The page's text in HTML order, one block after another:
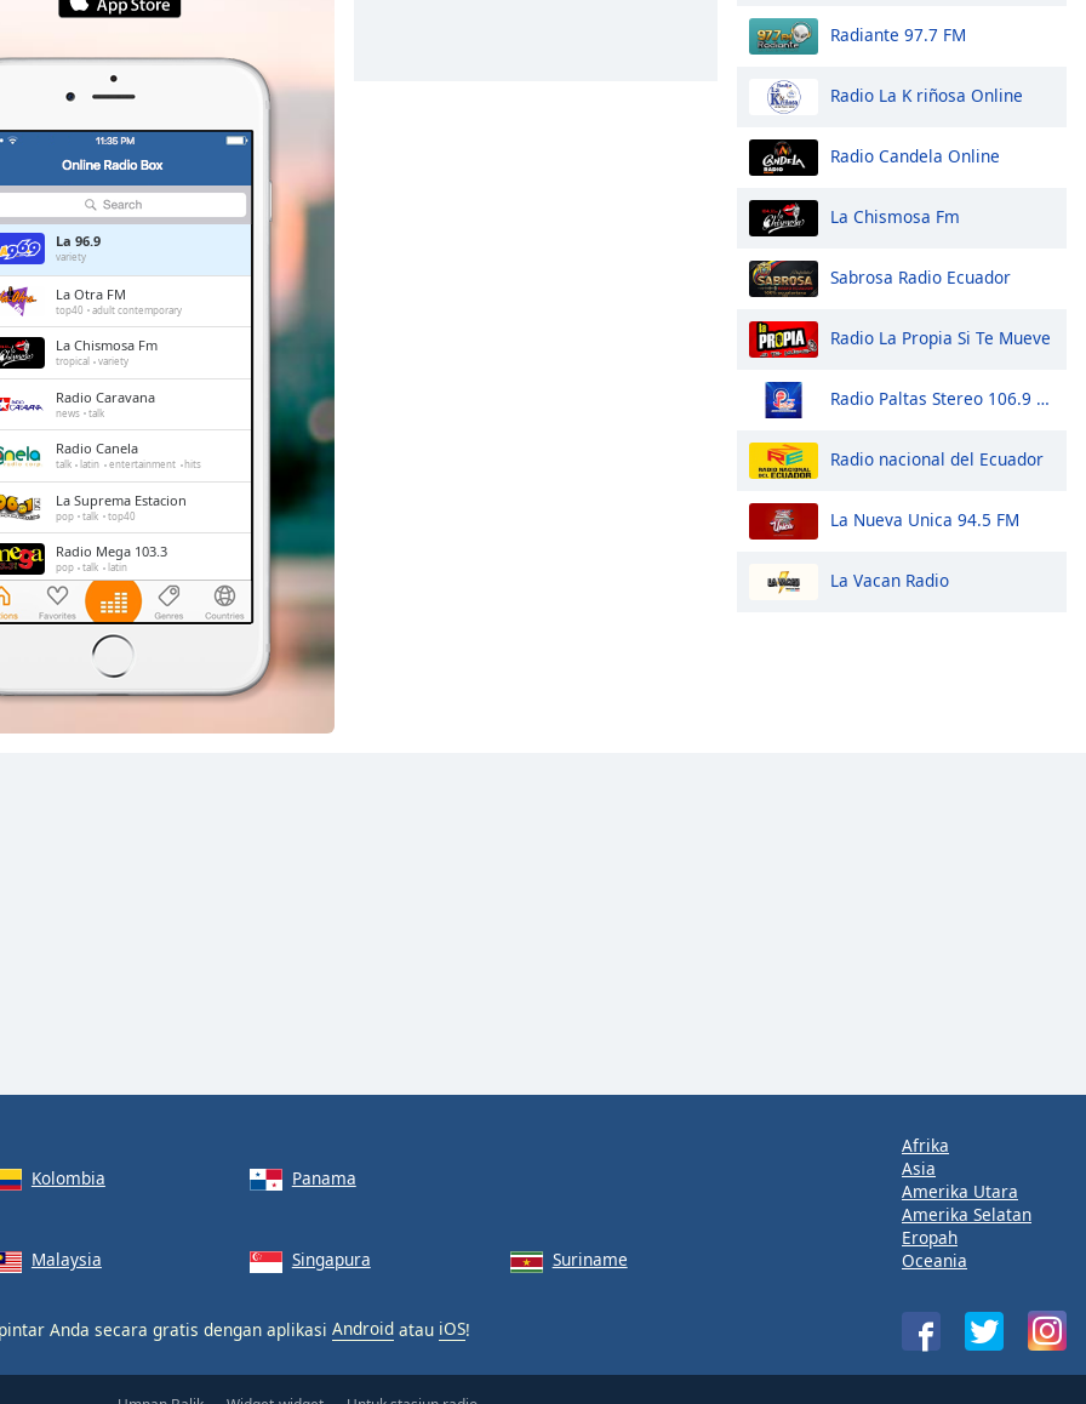
La 96.9
variety
La Otra FM
top40 adult contemporary
La Chismosa Fm
tropical variety
Radio Caravana
news talk
Radio Canela
talk latin entertainment hits
La Suprema Estacion
pop talk top40
Radio Mega 103.3
pop talk latin
Conecta2 Radio Ecuador
dance electronic rock pop
top40 latin romantic hits balada
La Voz del Tomebamba
Radiante 97.7 FM
Radio La K riñosa Online
Radio Candela Online
La Chismosa Fm
Sabrosa Radio Ecuador
Radio La Propia Si Te Mueve
Radio Paltas Stereo 106.9 Fm
Radio nacional del Ecuador
La Nueva Unica 94.5 FM
La Vacan Radio
Kolombia Panama
Malaysia Singapura Suriname
Anda secara gratis dengan aplikasi Android atau iOS!
Afrika
Asia
Amerika Utara
Amerika Selatan
Eropah
Oceania